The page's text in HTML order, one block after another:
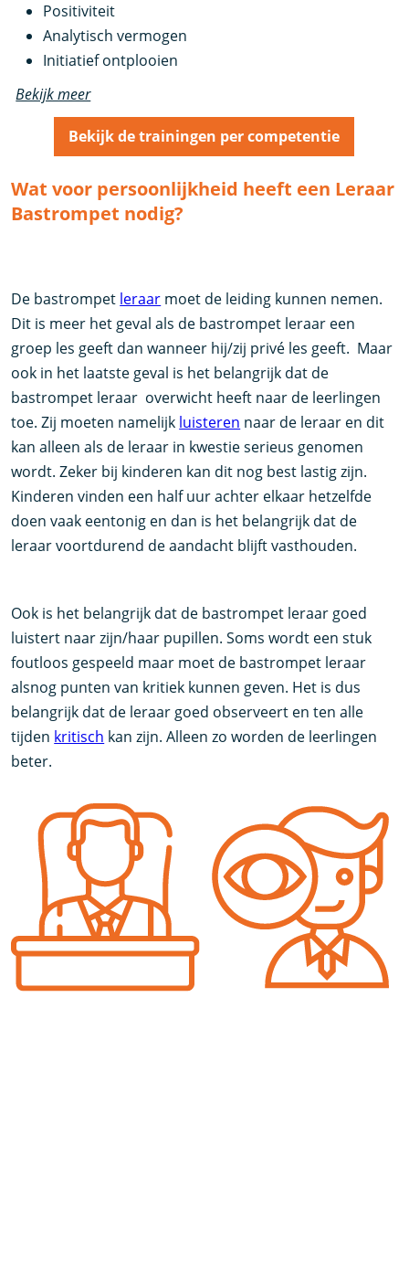
Positiviteit
Analytisch vermogen
Initiatief ontplooien
Bekijk meer
Bekijk de trainingen per competentie
Wat voor persoonlijkheid heeft een Leraar
Bastrompet nodig?
De bastrompet leraar moet de leiding kunnen nemen.
Dit is meer het geval als de bastrompet leraar een
groep les geeft dan wanneer hij/zij privé les geeft. Maar
ook in het laatste geval is het belangrijk dat de
bastrompet leraar overwicht heeft naar de leerlingen
toe. Zij moeten namelijk luisteren naar de leraar en dit
kan alleen als de leraar in kwestie serieus genomen
wordt. Zeker bij kinderen kan dit nog best lastig zijn.
Kinderen vinden een half uur achter elkaar hetzelfde
doen vaak eentonig en dan is het belangrijk dat de
leraar voortdurend de aandacht blijft vasthouden.
Ook is het belangrijk dat de bastrompet leraar goed
luistert naar zijn/haar pupillen. Soms wordt een stuk
foutloos gespeeld maar moet de bastrompet leraar
alsnog punten van kritiek kunnen geven. Het is dus
belangrijk dat de leraar goed observeert en ten alle
tijden kritisch kan zijn. Alleen zo worden de leerlingen
beter.